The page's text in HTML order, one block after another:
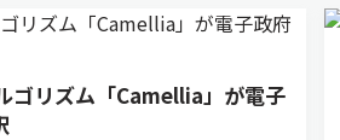
ゴリズム「Camellia」が電子